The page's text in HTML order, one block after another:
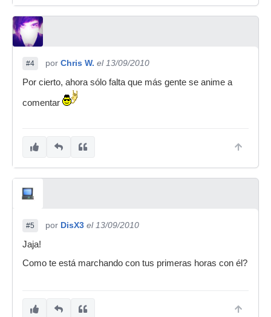
#4 por Chris W. el 13/09/2010
Por cierto, ahora sólo falta que más gente se anime a
comentar
#5 por DisX3 el 13/09/2010
Jaja!
Como te está marchando con tus primeras horas con él?